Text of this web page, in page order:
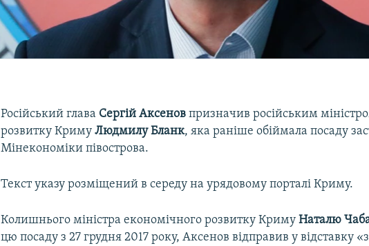
Російський глава Сергій Аксенов призначив російським
розвитку КримуЛюдмилу Бланк, яка раніше обіймала посаду
Мінекономіки півострова.
Текст указу розміщений в середу на урядовому порталі Криму.
Колишнього міністра економічного розвитку КримуНаталю
цю посаду з 27 грудня 2017 року, Аксенов відправив у відставку